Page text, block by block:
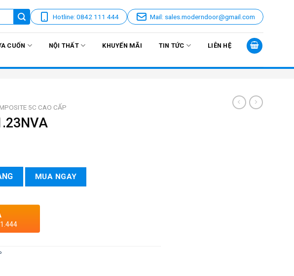
Hotline: 0842 111 444 Mail: sales.moderndoor@gmail.com
CUỐN NỘI THẤT KHUYẾN MÃI TIN TỨC LIÊN HỆ
5C CAO CẤP
MUA NGAY